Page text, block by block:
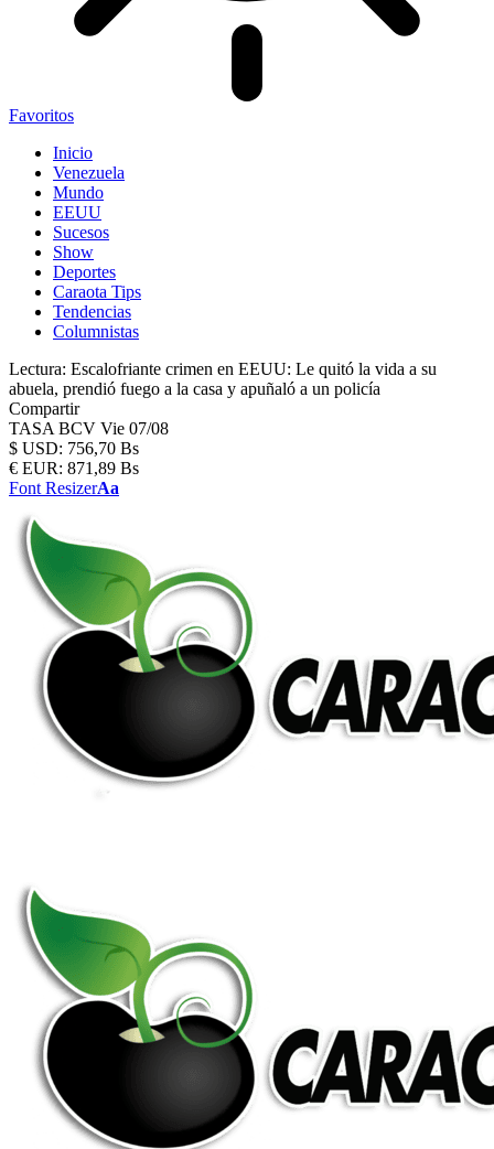
Favoritos
Inicio
Venezuela
Mundo
EEUU
Sucesos
Show
Deportes
Caraota Tips
Tendencias
Columnistas
Lectura: Escalofriante crimen en EEUU: Le quitó la vida a su
abuela, prendió fuego a la casa y apuñaló a un policía
Compartir
TASA BCV Vie 07/08
$ USD: 756,70 Bs
€ EUR: 871,89 Bs
Font ResizerAa